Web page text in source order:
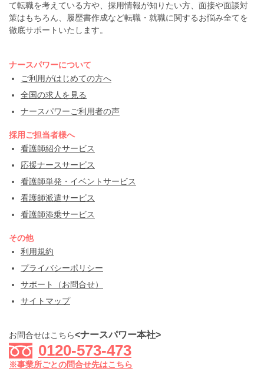
て転職を考えている方や、採用情報が知りたい方、面接や面談対
策はもちろん、履歴書作成など転職・就職に関するお悩み全てを
徹底サポートいたします。
ナースパワーについて
ご利用がはじめての方へ
全国の求人を見る
ナースパワーご利用者の声
採用ご担当者様へ
看護師紹介サービス
応援ナースサービス
看護師単発・イベントサービス
看護師派遣サービス
看護師添乗サービス
その他
利用規約
プライバシーポリシー
サポート（お問合せ）
サイトマップ
お問合せはこちら<ナースパワー本社>
0120-573-473
※事業所ごとの問合せ先はこちら